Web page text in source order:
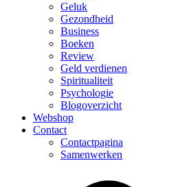
Geluk
Gezondheid
Business
Boeken
Review
Geld verdienen
Spiritualiteit
Psychologie
Blogoverzicht
Webshop
Contact
Contactpagina
Samenwerken